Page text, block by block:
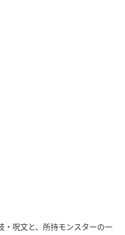
・呪文と、所持モンスターの一